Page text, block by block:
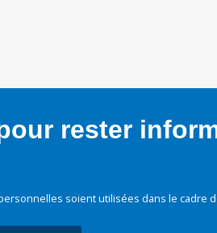
rester
soient utilisées dans le cadre